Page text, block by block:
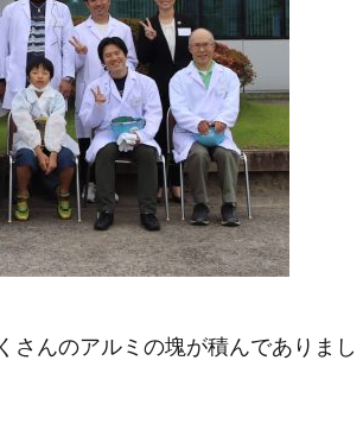
さんのアルミの塊が積んでありまし